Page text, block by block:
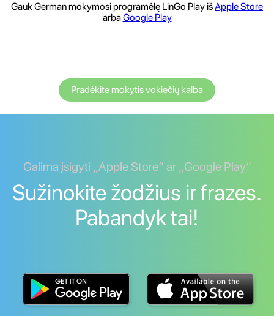
Gauk German mokymosi programėlę LinGo Play išApple Store
arbaGoogle Play
Pradėkite mokytis vokiečių kalba
Galima įsigyti „Apple Store“ ar „Google Play“
Sužinokite žodžius ir frazes.
Pabandyk tai!